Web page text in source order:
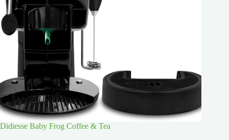
Didiesse Baby Frog Coffee & Tea